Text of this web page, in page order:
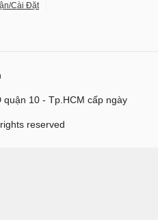
Cài Đặt
10 - Tp.HCM cấp ngày
reserved